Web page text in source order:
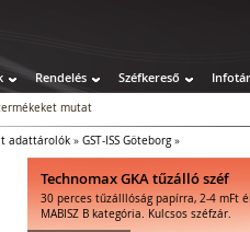
Rendelés Széfkereső Infotár
mutat
adattárolók » GST-ISS Göteborg»
Technomax GKA tűzálló széf
30 perces tűzálllóság papírra, 2-4 mFt
MABISZ B kategória. Kulcsos széfzár.